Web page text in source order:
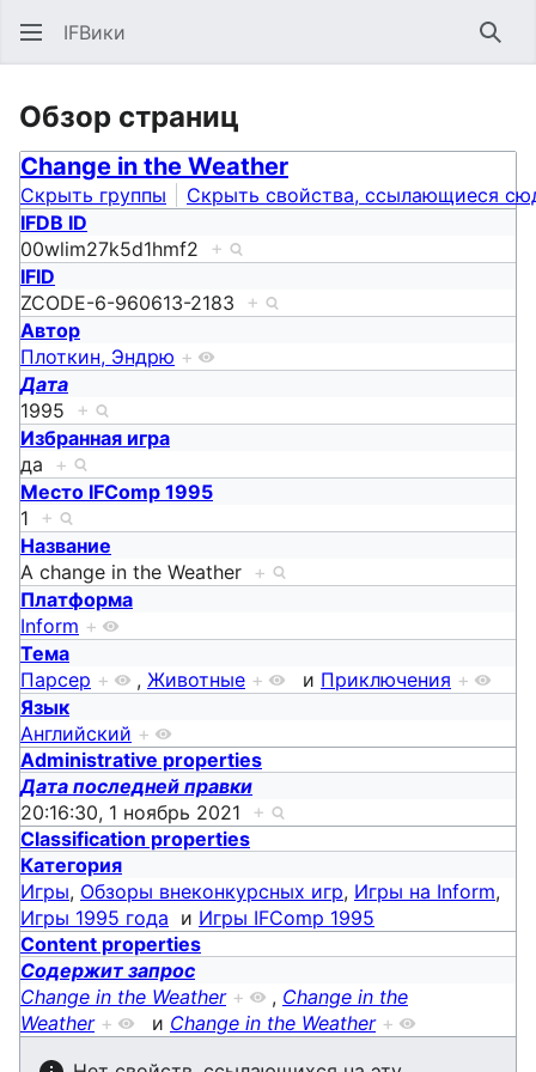
IFВики
Обзор страниц
Change in the Weather
Скрыть группы
Скрыть свойства, ссылающиеся
IFDB ID
00wlim27k5d1hmf2 +
IFID
ZCODE-6-960613-2183 +
Автор
Плоткин, Эндрю +
Дата
1995 +
Избранная игра
да +
Место IFComp 1995
1 +
Название
A change in the Weather +
Платформа
Inform +
Тема
Парсер + , Животные + и Приключения +
Язык
Английский +
Administrative properties
Дата последней правки
20:16:30, 1 ноябрь 2021 +
Classification properties
Категория
Игры, Обзоры внеконкурсных игр, Игры на Inform,
Игры 1995 года и Игры IFComp 1995
Content properties
Содержит запрос
Change in the Weather + , Change in the
Weather + и Change in the Weather +